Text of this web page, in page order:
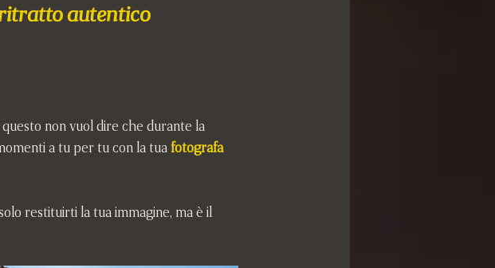
autentico
questo non vuol dire che durante la
a tu per tu con la tua fotografa
restituirti la tua immagine, ma è il